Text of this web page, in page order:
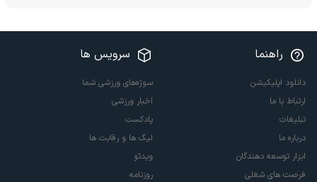
راهنما
دانلود اپلیکیشن
ارتباط با ما
تبلیغات
درباره ما
ابزار توسعه دهندگان
فرصت های شغلی
سرویس ها
سوژه‌های ورزشی شما
اخبار ورزشی
پادکست
لیگ ها و رقابت ها
ویدئو
روزنامه